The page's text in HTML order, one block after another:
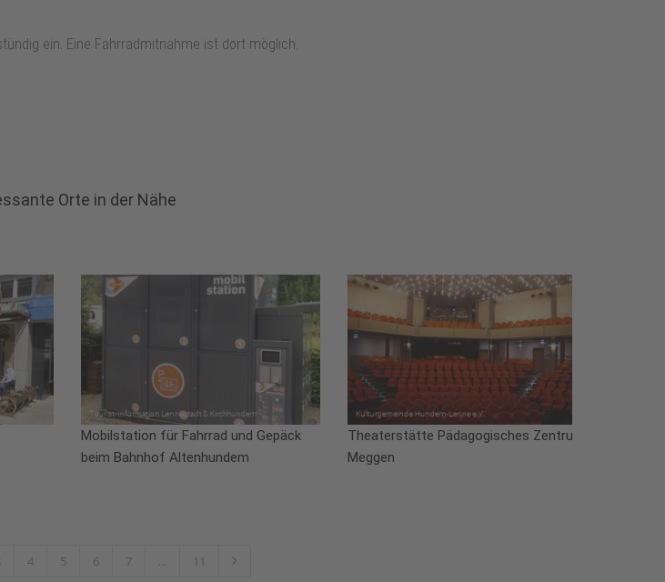
ein. Eine Fahrradmitnahme ist dort möglich.
Orte in der Nähe
Mobilstation für Fahrrad und Gepäck
beim Bahnhof Altenhundem
Theaterstätte Pädagogisches Zentrum
Meggen
4 5 6 7 ... 11